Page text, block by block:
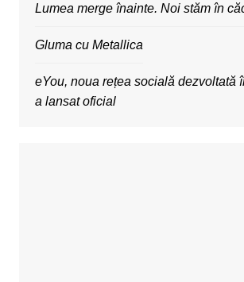
Lumea merge înainte. Noi stăm în
Gluma cu Metallica
eYou, noua rețea socială dezvoltată
a lansat oficial